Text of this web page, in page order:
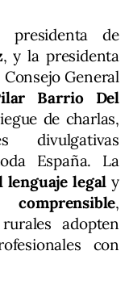
de
, y la presidenta
General
Barrio Del
de charlas,
divulgativas
España. La
lenguaje legal y
,
adopten
con